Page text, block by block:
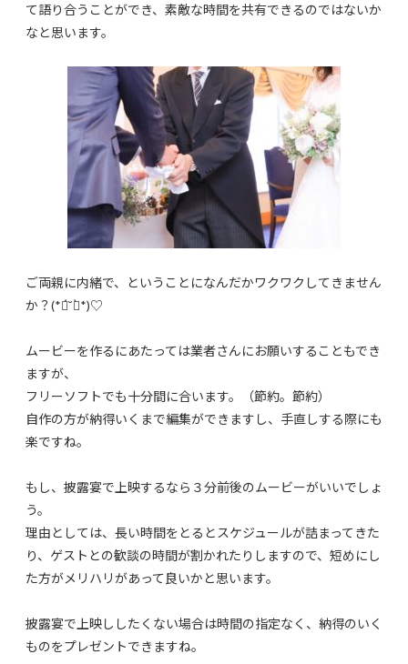
て語り合うことができ、素敵な時間を共有できるのではないか
なと思います。
ご両親に内緒で、ということになんだかワクワクしてきません
か？(*ฅ́˘ฅ̀*)♡
ムービーを作るにあたっては業者さんにお願いすることもでき
ますが、
フリーソフトでも十分間に合います。（節約。節約）
自作の方が納得いくまで編集ができますし、手直しする際にも
楽ですね。
もし、披露宴で上映するなら３分前後のムービーがいいでしょ
う。
理由としては、長い時間をとるとスケジュールが詰まってきた
り、ゲストとの歓談の時間が割かれたりしますので、短めにし
た方がメリハリがあって良いかと思います。
披露宴で上映ししたくない場合は時間の指定なく、納得のいく
ものをプレゼントできますね。